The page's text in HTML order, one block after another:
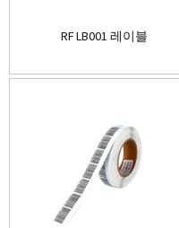
RF LB001 레이블